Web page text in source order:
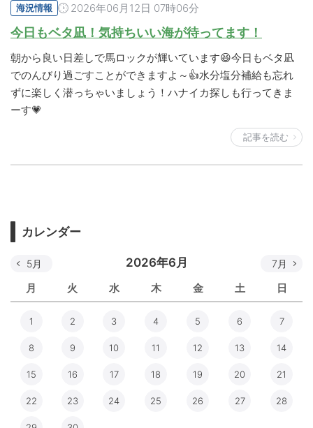
海況情報 2026年06月12日 07時06分
今日もベタ凪！気持ちいい海が待ってます！
朝から良い日差しで馬ロックが輝いています😆今日もベタ凪
でのんびり過ごすことができますよ～👍水分塩分補給も忘れ
ずに楽しく潜っちゃいましょう！ハナイカ探しも行ってきま
ーす💗
記事を読む
カレンダー
2026年6月
月 火 水 木 金 土 日
5月 7月
1 2 3 4 5 6 7
8 9 10 11 12 13 14
15 16 17 18 19 20 21
22 23 24 25 26 27 28